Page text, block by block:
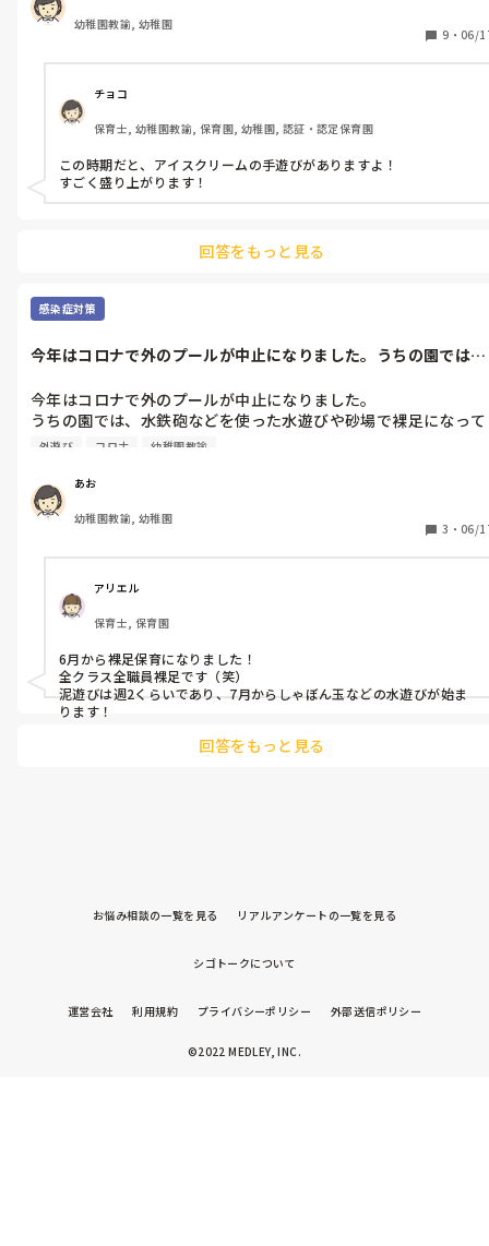
幼稚園教諭, 幼稚園
9 ・ 06/
チョコ
保育士, 幼稚園教諭, 保育園, 幼稚園, 認証・認定保育園
この時期だと、アイスクリームの手遊びがありますよ！
すごく盛り上がります！
回答をもっと見る
感染症対策
今年はコロナで外のプールが中止になりました。うちの園では、
今年はコロナで外のプールが中止になりました。
うちの園では、水鉄砲などを使った水遊びや砂場で裸足になって
どろんこ遊びなどをして過ごしていますが、皆さんの園では、暑
外遊び コロナ 幼稚園教諭
あお
幼稚園教諭, 幼稚園
3 ・ 06/
アリエル
保育士, 保育園
6月から裸足保育になりました！
全クラス全職員裸足です（笑）
泥遊びは週2くらいであり、7月からしゃぼん玉などの水遊びが始ま
ります！
回答をもっと見る
お悩み相談の一覧を見る リアルアンケートの一覧を見る
シゴトークについて
運営会社 利用規約 プライバシーポリシー 外部送信ポリシー
©2022 MEDLEY, INC.